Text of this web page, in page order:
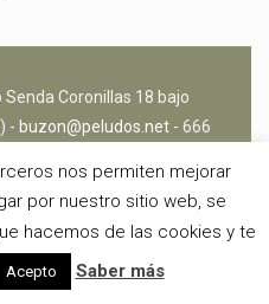
Coronillas 18 bajo
- buzon@peludos.net- 666
nos permiten mejorar
por nuestro sitio web, se
hacemos de las cookies y te
Acepto Saber más